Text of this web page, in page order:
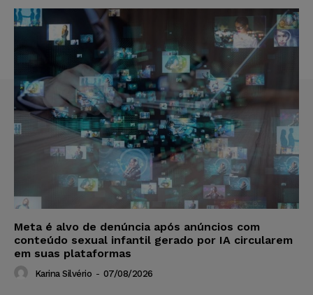
Meta é alvo de denúncia após anúncios com
conteúdo sexual infantil gerado por IA circularem
em suas plataformas
Karina Silvério - 07/08/2026